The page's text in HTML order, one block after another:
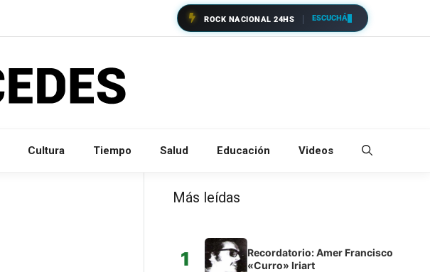
ROCK NACIONAL 24HS ESCUCHÁ
Cultura Tiempo Salud Educación Videos
Más leídas
1
Recordatorio: Amer Francisco
«Curro» Iriart